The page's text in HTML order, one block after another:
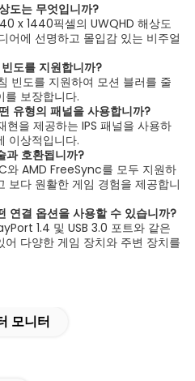
도는 무엇입니까?
x 1440픽셀의 UWQHD 해상도
어에 선명하고 몰입감 있는 비주얼
도를 지원합니까?
빈도를 지원하여 모션 블러를 줄
를 보장합니다.
유형의 패널을 사용합니까?
을 제공하는 IPS 패널을 사용하
이상적입니다.
과 호환됩니까?
와 AMD FreeSync를 모두 지원하
보다 원활한 게임 경험을 제공합니
연결 옵션을 사용할 수 있습니까?
1.4 및 USB 3.0 포트와 같은
다양한 게임 장치와 주변 장치를
모니터